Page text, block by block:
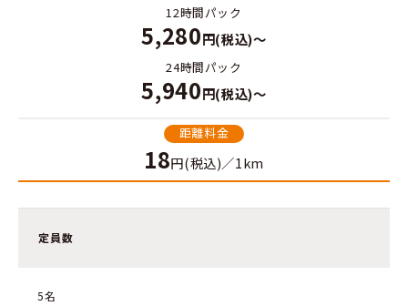
12時間パック
5,280円(税込)～
24時間パック
5,940円(税込)～
距離料金
18円(税込)／1km
定員数
5名